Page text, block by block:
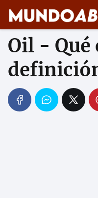
Oil - Qué